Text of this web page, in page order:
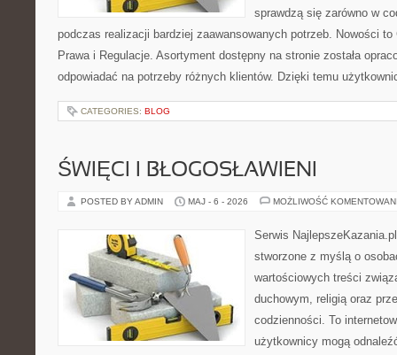
sprawdzą się zarówno w
podczas realizacji bardziej zaawansowanych potrzeb. Nowości
Prawa i Regulacje. Asortyment dostępny na stronie została
odpowiadać na potrzeby różnych klientów. Dzięki temu
CATEGORIES: BLOG
ŚWIĘCI I BŁOGOSŁAWIENI
POSTED BY ADMIN MAJ - 6 - 2026 MOŻLIWOŚĆ
Serwis
stworzone z myślą o
wartościowych treści
duchowym, religią oraz
codzienności. To
użytkownicy mogą